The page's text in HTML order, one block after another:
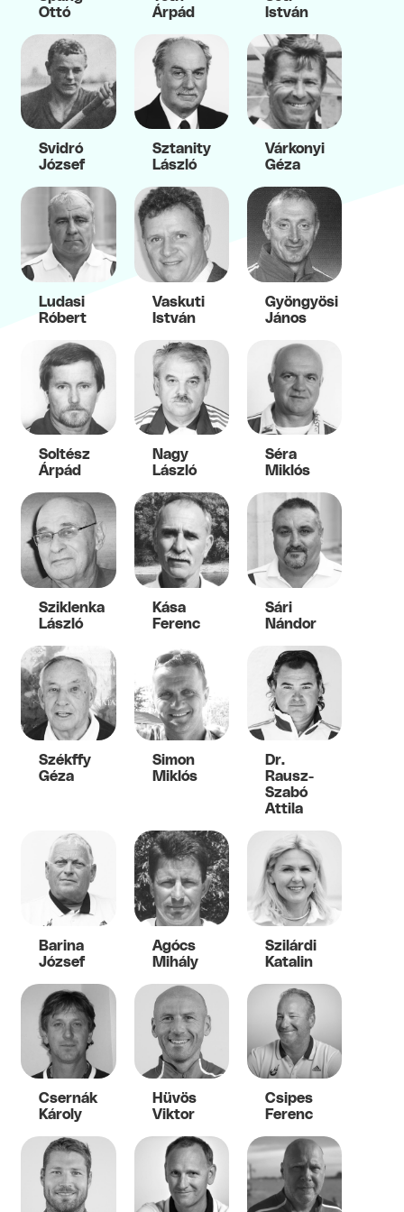
Ottó
Árpád
István
Svidró
József
Sztanity
László
Várkonyi
Géza
Ludasi
Róbert
Vaskuti
István
Gyöngyösi
János
Soltész
Árpád
Nagy
László
Séra
Miklós
Sziklenka
László
Kása
Ferenc
Sári
Nándor
Székffy
Géza
Simon
Miklós
Dr.
Rausz-
Szabó
Attila
Barina
József
Agócs
Mihály
Szilárdi
Katalin
Csernák
Károly
Hüvös
Viktor
Csipes
Ferenc